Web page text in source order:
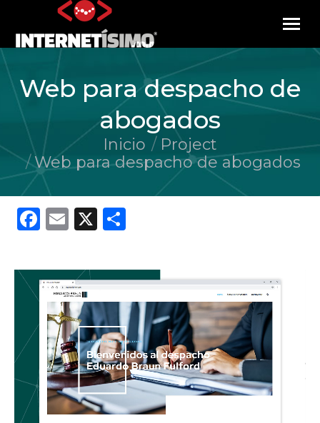
Web para despacho de
abogados
Estás aquí: Inicio
Project
Web para despacho de abogados
Facebook
Email
X